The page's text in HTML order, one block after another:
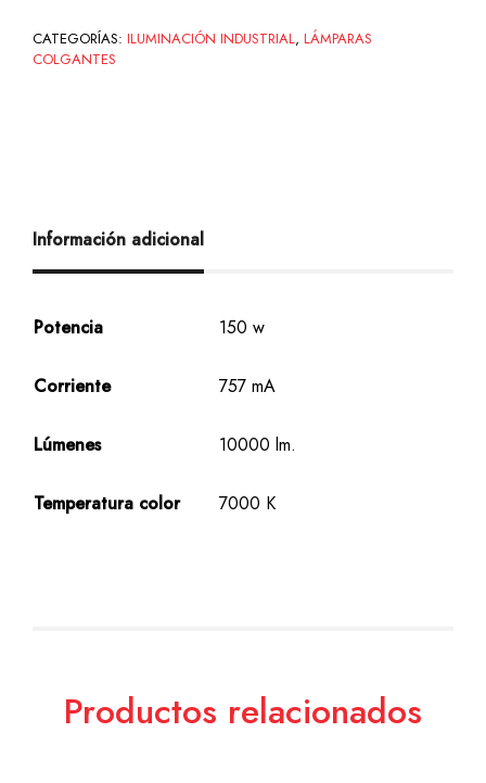
CATEGORÍAS: ILUMINACIÓN INDUSTRIAL, LÁMPARAS
COLGANTES
Información adicional
Potencia 150 w
Corriente 757 mA
Lúmenes 10000 lm.
Temperatura color 7000 K
Productos relacionados